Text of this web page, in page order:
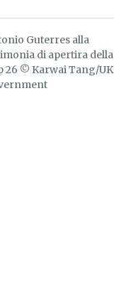
Guterres alla
di apertira della
26 © Karwai Tang/UK